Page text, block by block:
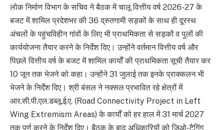
लोक निर्माण विभाग के सचिव ने बैठक में चालू वित्तीय वर्ष 2026-27 के
बजट में शामिल प्रदेशभर की 36 द्रुतगामी सड़कों के साथ ही दूरस्थ
अंचलों के पहुंचविहीन गांवों के लिए भी प्राथमिकता से सड़कों व पुलों की
कार्ययोजना तैयार करने के निर्देश दिए। उन्होंने वर्तमान वित्तीय वर्ष और
पिछले वित्तीय वर्ष के बजट में शामिल कार्यों की प्राथमिकता सूची तैयार कर
10 जून तक भेजने को कहा। उन्होंने 31 जुलाई तक इनके प्राक्कलन भी
भेजने के निर्देश दिए। श्री बंसल ने नक्सल प्रभावित रहे क्षेत्रों में
आर.सी.पी.एल.डब्लू.ई.ए. (Road Connectivity Project in Left
Wing Extremism Areas) के कार्यों को हर हाल में 31 मार्च 2027
तक पूर्ण करने के निर्देश दिए। बैठक के बाद अधिकारियों को जिओ-टैगिंग